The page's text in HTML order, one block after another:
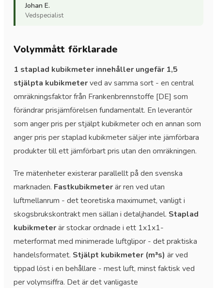
Johan E.
Vedspecialist
Volymmått förklarade
1 staplad kubikmeter innehåller ungefär 1,5
stjälpta kubikmeterved av samma sort - en central
omräkningsfaktor från Frankenbrennstoffe [DE] som
förändrar prisjämförelsen fundamentalt. En leverantör
som anger pris per stjälpt kubikmeter och en annan som
anger pris per staplad kubikmeter säljer inte jämförbara
produkter till ett jämförbart pris utan den omräkningen.
Tre mätenheter existerar parallellt på den svenska
marknaden. Fastkubikmeterär ren ved utan
luftmellanrum - det teoretiska maximumet, vanligt i
skogsbrukskontrakt men sällan i detaljhandel. Staplad
kubikmeterär stockar ordnade i ett 1x1x1-
meterformat med minimerade luftglipor - det praktiska
handelsformatet. Stjälpt kubikmeter (m³s) är ved
tippad löst i en behållare - mest luft, minst faktisk ved
per volymsiffra. Det är det vanligaste